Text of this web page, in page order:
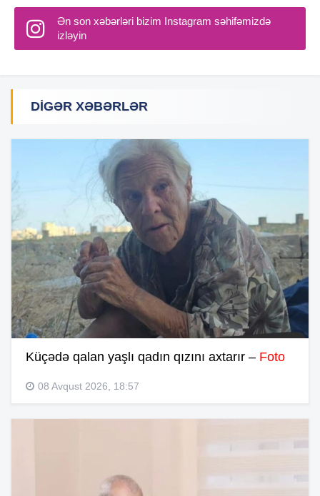
Ən son xəbərləri bizim Instagram səhifəmizdə
izləyin
DIGƏR XƏBƏRLƏR
Küçədə qalan yaşlı qadın qızını axtarır – Foto
08 Avqust 2026, 18:57